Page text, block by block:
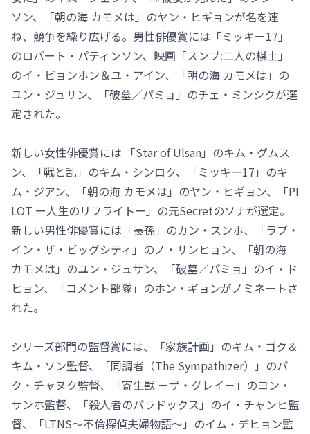
ソン、「朝の海 カモメは」のヤン・ヒギョンが名を連
ね、競争を繰り広げる。男性俳優賞には「ミッキー17」
のロバート・パティンソン、映画「スンブ:二人の棋士」
のイ・ビョンホン＆ユ・アイン、「朝の海 カモメは」の
ユン・ジュサン、「破墓／パミョ」のチェ・ミンシクが選
定された。
新しい女性俳優賞には 「Star of Ulsan」のキム・グムス
ン、「戦と乱」のキム・シンロク、「ミッキー17」のキ
ム・ジアン、「朝の海 カモメは」のヤン・ヒギョン、「PI
LOT ー人生のリフライトー」の元Secretのソナが選定。
新しい男性俳優賞には「長孫」のカン・スンホ、「ラブ・
イン・ザ・ビッグシティ」のノ・サンヒョン、「朝の海
カモメは」のユン・ジュサン、「破墓／パミョ」のイ・ド
ヒョン、「コメント部隊」のホン・ギョンがノミネートさ
れた。
シリーズ部門の監督賞には、「家族計画」のキム・ゴク＆
キム・ソン監督、「同調者（The Sympathizer）」のパ
ク・チャヌク監督、「寄生獣 －ザ・グレイ－」のヨン・
サンホ監督、「殺人者のパラドックス」のイ・チャンヒ監
督、「LTNS～不倫探偵夫婦物語～」のイム・デヒョン監